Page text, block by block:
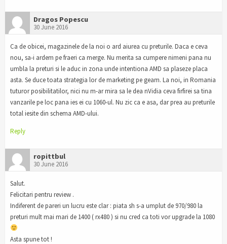
Dragos Popescu
30 June 2016
Ca de obicei, magazinele de la noi o ard aiurea cu preturile. Daca e ceva
nou, sa-i ardem pe fraeri ca merge. Nu merita sa cumpere nimeni pana nu
umbla la preturi si le aduc in zona unde intentiona AMD sa plaseze placa
asta. Se duce toata strategia lor de marketing pe geam. La noi, in Romania
tuturor posibilitatilor, nici nu m-ar mira sa le dea nVidia ceva firfirei sa tina
vanzarile pe loc pana ies ei cu 1060-ul. Nu zic ca e asa, dar prea au preturile
total iesite din schema AMD-ului.
Reply
ropittbul
30 June 2016
Salut.
Felicitari pentru review .
Indiferent de pareri un lucru este clar : piata sh s-a umplut de 970/980 la
preturi mult mai mari de 1400 ( rx480 ) si nu cred ca toti vor upgrade la 1080
Asta spune tot !